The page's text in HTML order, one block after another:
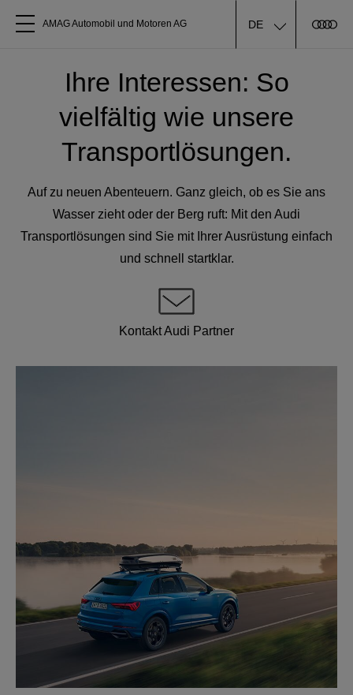
Alle Modelle
Über uns
Service & Reparatur
Audi Original Zubehör
AMAG Automobil und Motoren AG DE
Ihre Interessen: So
vielfältig wie unsere
Transportlösungen.
Auf zu neuen Abenteuern. Ganz gleich, ob es Sie ans
Wasser zieht oder der Berg ruft: Mit den Audi
Transportlösungen sind Sie mit Ihrer Ausrüstung einfach
und schnell startklar.
Kontakt Audi Partner